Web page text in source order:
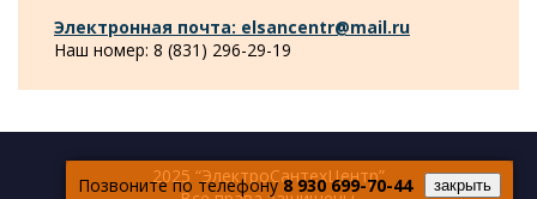
Электронная почта: elsancentr@mail.ru
Наш номер: 8 (831) 296-29-19
Позвоните по телефону8 930 699-70-44 закрыть
2025 “ЭлектроСантехЦентр”